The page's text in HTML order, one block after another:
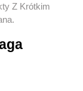
Z Krótkim